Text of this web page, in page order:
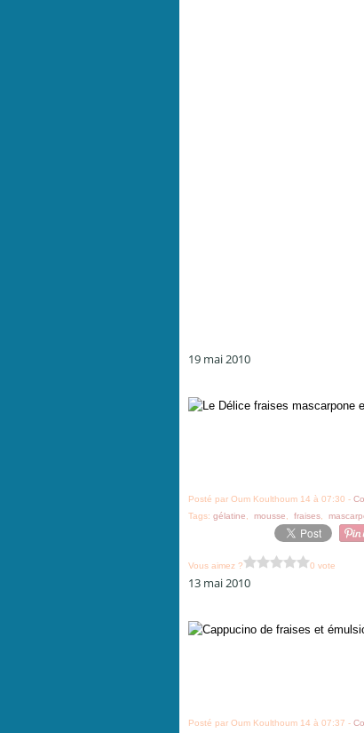
19 mai 2010
Posté par Oum Koulthoum 14 à 07:30 -
Tags: gélatine mousse fraises
Vous aimez ? 0 vote
13 mai 2010
Posté par Oum Koulthoum 14 à 07:37 -